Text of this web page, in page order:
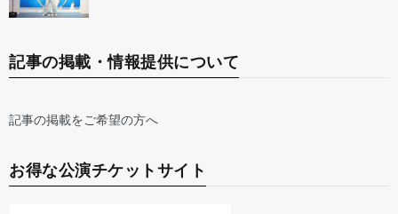
記事の掲載・情報提供について
記事の掲載をご希望の方へ
お得な公演チケットサイト